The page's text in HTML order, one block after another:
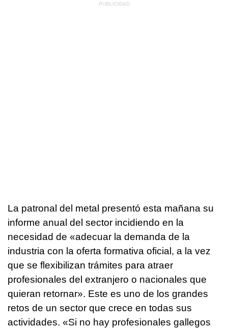
La patronal del metal presentó esta mañana su
informe anual del sector incidiendo en la
necesidad de «adecuar la demanda de la
industria con la oferta formativa oficial, a la vez
que se flexibilizan trámites para atraer
profesionales del extranjero o nacionales que
quieran retornar». Este es uno de los grandes
retos de un sector que crece en todas sus
actividades. «Si no hay profesionales gallegos